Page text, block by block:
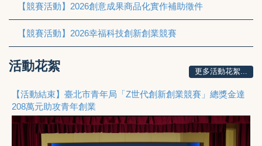
【競賽活動】2026創意成果商品化實作補助徵件
【競賽活動】2026幸福科技創新創業競賽
活動花絮
【活動結束】臺北市青年局「Z世代創新創業競賽」總獎金達
208萬元助攻青年創業
更多活動花絮...